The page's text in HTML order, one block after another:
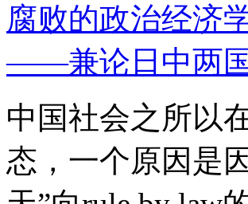
腐败的政治经济
——兼论日中两
中国社会之所以
态，一个原因是